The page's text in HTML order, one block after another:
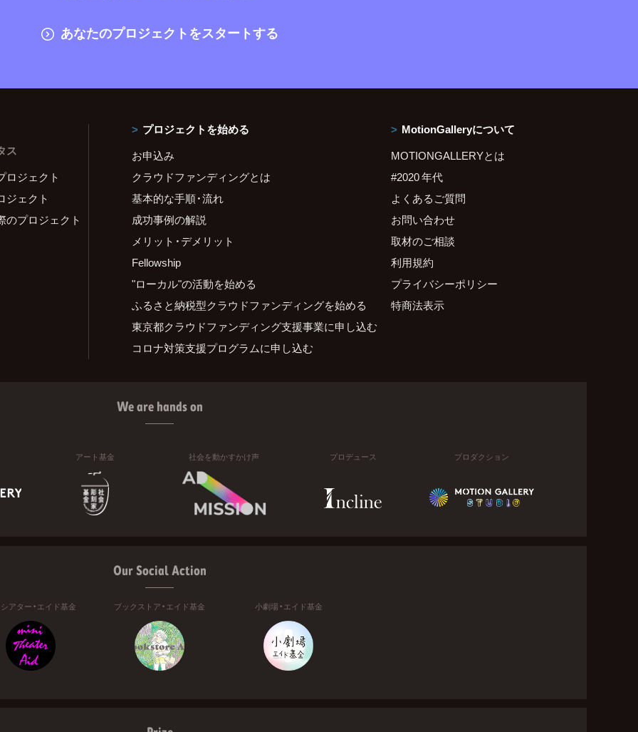
あなたのプロジェクトをスタートする
ス
ロジェクト
ジェクト
のプロジェクト
プロジェクトを始める
お申込み
クラウドファンディングとは
基本的な手順・流れ
成功事例の解説
メリット・デメリット
Fellowship
"ローカル"の活動を始める
ふるさと納税型クラウドファンディングを始める
東京都クラウドファンディング支援事業に申し込む
コロナ対策支援プログラムに申し込む
MotionGalleryについて
MOTIONGALLERYとは
#2020 年代
よくあるご質問
お問い合わせ
取材のご相談
利用規約
プライバシーポリシー
特商法表示
We are hands on
アート基金 社会を動かすかけ声 プロデュース プロダクション
Our Social Action
アター・エイド基金 ブックストア・エイド基金 小劇場・エイド基金